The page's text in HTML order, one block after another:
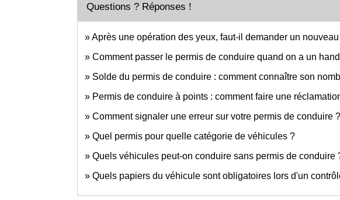
Questions ? Réponses !
Après une opération des yeux, faut-il demander un
Comment passer le permis de conduire quand on a un
Solde du permis de conduire : comment connaître son
Permis de conduire à points : comment faire une
Comment signaler une erreur sur votre permis de conduire ?
Quel permis pour quelle catégorie de véhicules ?
Quels véhicules peut-on conduire sans permis de conduire
Quels papiers du véhicule sont obligatoires lors d'un